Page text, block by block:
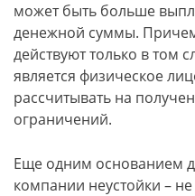
может быть больше
денежной суммы.
действуют только в том
является физическое
рассчитывать на
ограничений.
Еще одним основанием
компании неустойки –